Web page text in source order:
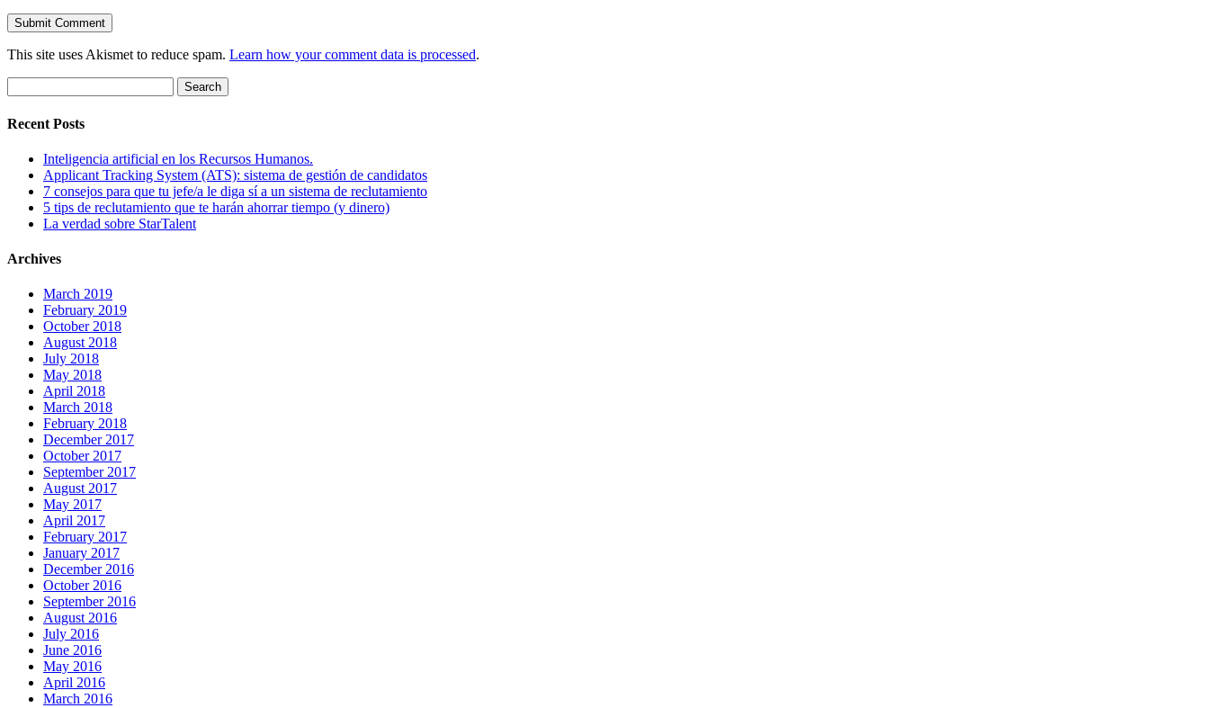
This site uses Akismet to reduce spam. Learn how your comment data is processed.
for:
Recent Posts
Inteligencia artificial en los Recursos Humanos.
Applicant Tracking System (ATS): sistema de gestión de candidatos
7 consejos para que tu jefe/a le diga sí a un sistema de reclutamiento
5 tips de reclutamiento que te harán ahorrar tiempo (y dinero)
La verdad sobre StarTalent
Archives
March 2019
February 2019
October 2018
August 2018
July 2018
May 2018
April 2018
March 2018
February 2018
December 2017
October 2017
September 2017
August 2017
May 2017
April 2017
February 2017
January 2017
December 2016
October 2016
September 2016
August 2016
July 2016
June 2016
May 2016
April 2016
March 2016